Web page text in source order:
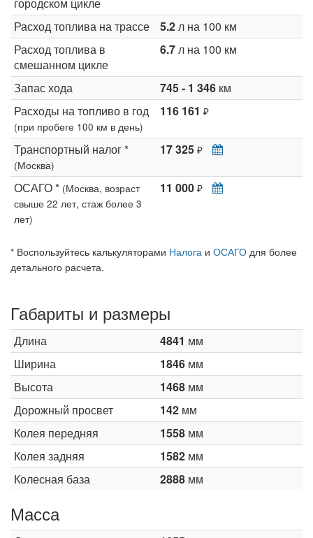
Расход топлива на трассе 5.2л на 100 км
Расход топлива в
смешанном цикле
6.7л на 100 км
Запас хода 745 - 1 346 км
Расходы на топливо в год
(при пробеге 100 км в день)
116 161 ₽
Транспортный налог *
(Москва)
17 325 ₽
ОСАГО * (Москва, возраст
свыше 22 лет, стаж более 3
лет)
11 000 ₽
* Воспользуйтесь калькуляторами Налога и ОСАГО для более
детального расчета.
Габариты и размеры
Длина 4841 мм
Ширина
1846 мм
Высота
1468 мм
Дорожный просвет
142 мм
Колея передняя
1558 мм
Колея задняя
1582 мм
Колесная база
2888 мм
Масса